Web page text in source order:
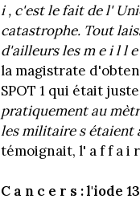
i , c'est le fait de l'
catastrophe. Tout
d'ailleurs les m e i l l
la magistrate
SPOT 1 qui était
pratiquement au
les militaire s étaient
témoignait, l' a f f a i
C a n c e r s : l'iode